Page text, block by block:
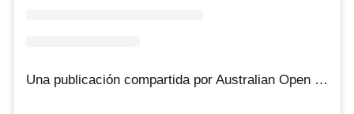
Una publicación compartida por Australian Open (@australianopen)